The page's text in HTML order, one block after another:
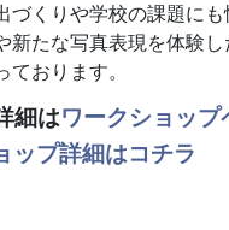
づくりや学校の課題に
新たな写真表現を体験
おります。
細はワークショップ
ップ詳細はコチラ